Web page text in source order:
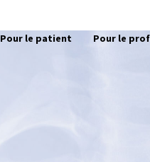
Pour le patient Pour le